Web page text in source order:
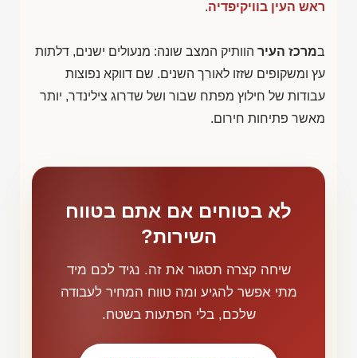
ראש העין בוויקיפדיה.
במרכז העיר הוותיק המצב שונה: מנעולים ישנים, דלתות
עץ ומשקופים שזזו לאורך השנים. שם דווקא נפוצות
עבודות של חילוץ מפתח שבור ושל שדרוג צילינדר, יותר
מאשר פתיחות חירום.
לא בטוחים אם אתם בטווח
השירות?
שיחה קצרה תסגור את זה. נגיד לכם מיד
מתי אפשר להגיע ומה טווח המחיר לעבודה
שלכם, בלי הפתעות בשטח.